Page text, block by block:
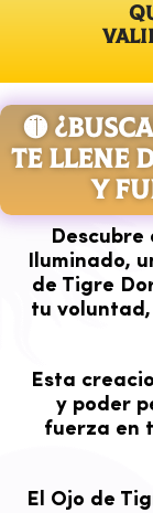
🟡
TE LLENE
Y
Descubre
Iluminado,
de Tigre
tu
Esta
y poder
fuerza en
El Ojo de